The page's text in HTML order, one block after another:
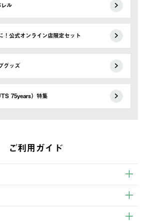
ル
！公式オンライン店限定セット
グッズ
75years）特集
ご利用ガイド
でお支払いいただけます。